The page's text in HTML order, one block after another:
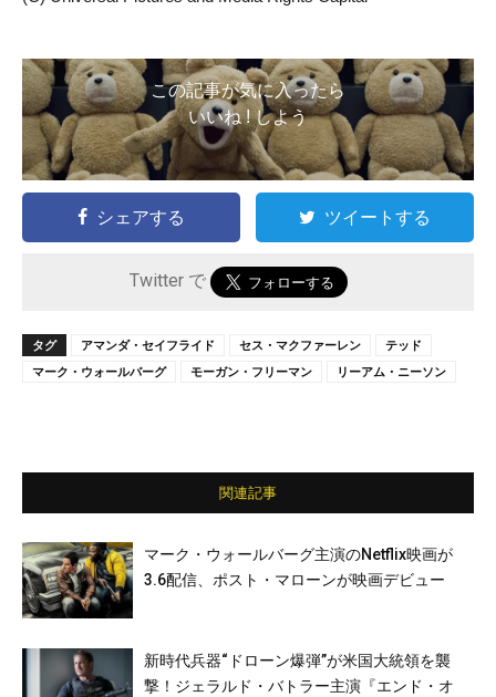
この記事が気に入ったら
いいね ! しよう
シェアする ツイートする
Twitter で
タグ アマンダ・セイフライド セス・マクファーレン
テッド
マーク・ウォールバーグ
モーガン・フリーマン リーアム・ニーソン
関連記事
マーク・ウォールバーグ主演のNetflix映画が
3.6配信、ポスト・マローンが映画デビュー
新時代兵器“ドローン爆弾”が米国大統領を襲
撃！ジェラルド・バトラー主演『エンド・オ